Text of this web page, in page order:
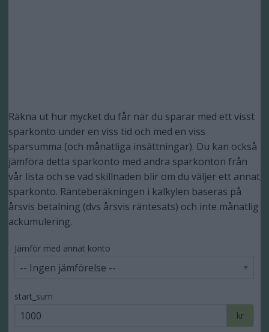
Räkna ut hur mycket du får när du sparar med ett visst
sparkonto under en viss tid och med en viss
sparsumma (och månatliga insättningar). Du kan också
jämföra detta sparkonto med andra sparkonton från
vår lista och se vad skillnaden blir om du väljer ett annat
sparkonto. Ränteberäkningen i kalkylen baseras på
årsvis betalning (dvs årsvis räntesats) och inte månatlig
ackumulering.
Jämför med annat konto
start_sum
kr